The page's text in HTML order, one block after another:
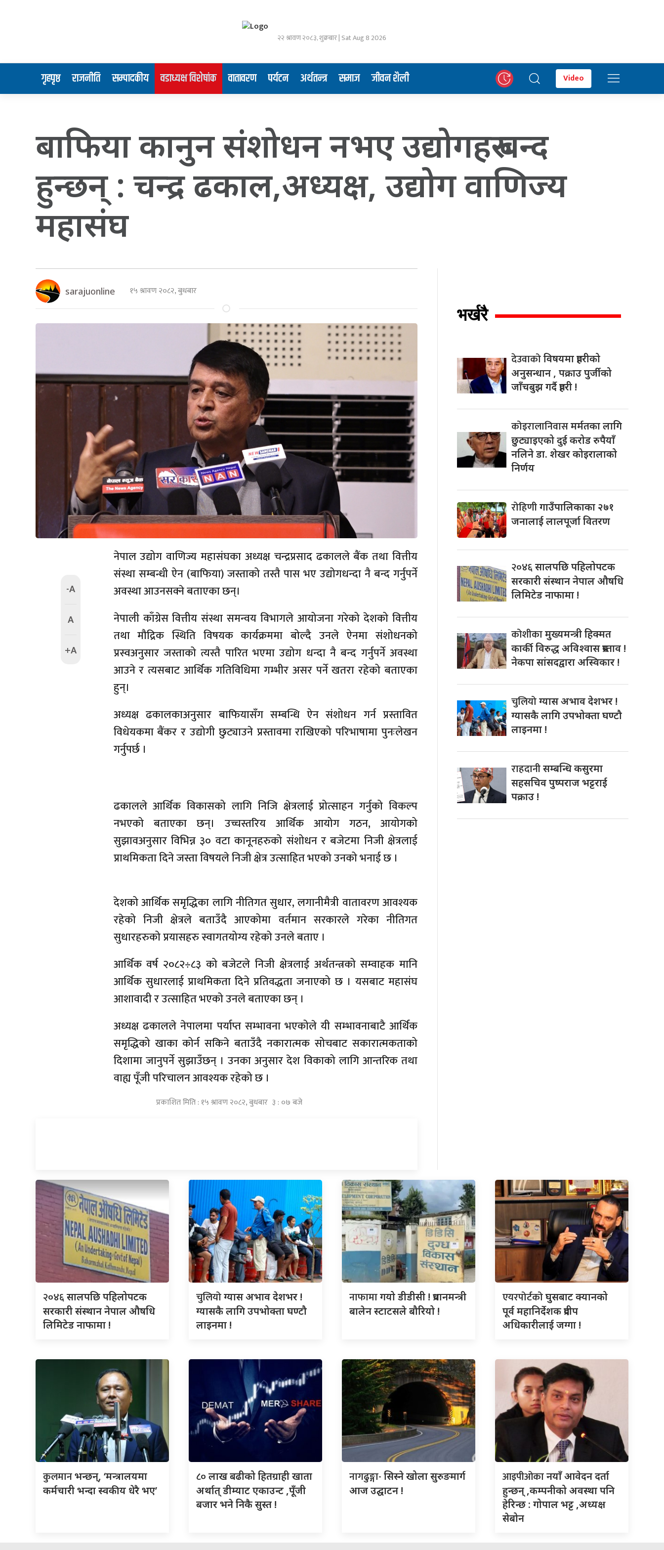
२२ श्रावण २०८३, शुक्रबार | Sat Aug 8 2026
गृहपृष्ठ राजनीति सम्पादकीय वडाध्यक्ष विशेषांक वातावरण पर्यटन अर्थतन्त्र समाज जीवन शैली Video
बाफिया कानुन संशोधन नभए उद्योगहरु बन्द
हुन्छन् : चन्द्र ढकाल,अध्यक्ष, उद्योग वाणिज्य
महासंघ
sarajuonline १५ श्रावण २०८२, बुधबार
-A
A
+A
नेपाल उद्योग वाणिज्य महासंघका अध्यक्ष चन्द्रप्रसाद ढकालले बैंक तथा वित्तीय
संस्था सम्बन्धी ऐन (बाफिया) जस्ताको तस्तै पास भए उद्योगधन्दा नै बन्द गर्नुपर्ने
अवस्था आउनसक्ने बताएका छन्।
नेपाली काँग्रेस वित्तीय संस्था समन्वय विभागले आयोजना गरेको देशको वित्तीय
तथा मौद्रिक स्थिति विषयक कार्यक्रममा बोल्दै उनले ऐनमा संशोधनको
प्रस्वअनुसार जस्ताको त्यस्तै पारित भएमा उद्योग धन्दा नै बन्द गर्नुपर्ने अवस्था
आउने र त्यसबाट आर्थिक गतिविधिमा गम्भीर असर पर्ने खतरा रहेको बताएका
हुन्।
अध्यक्ष ढकालकाअनुसार बाफियासँग सम्बन्धि ऐन संशोधन गर्न प्रस्तावित
विधेयकमा बैंकर र उद्योगी छुट्याउने प्रस्तावमा राखिएको परिभाषामा पुनःलेखन
गर्नुपर्छ ।
ढकालले आर्थिक विकासको लागि निजि क्षेत्रलाई प्रोत्साहन गर्नुको विकल्प
नभएको बताएका छन्। उच्चस्तरिय आर्थिक आयोग गठन, आयोगको
सुझावअनुसार विभिन्न ३० वटा कानूनहरुको संशोधन र बजेटमा निजी क्षेत्रलाई
प्राथमिकता दिने जस्ता विषयले निजी क्षेत्र उत्साहित भएको उनको भनाई छ ।
देशको आर्थिक समृद्धिका लागि नीतिगत सुधार, लगानीमैत्री वातावरण आवश्यक
रहेको निजी क्षेत्रले बताउँदै आएकोमा वर्तमान सरकारले गरेका नीतिगत
सुधारहरुको प्रयासहरु स्वागतयोग्य रहेको उनले बताए ।
आर्थिक वर्ष २०८२÷८३ को बजेटले निजी क्षेत्रलाई अर्थतन्त्रको सम्वाहक मानि
आर्थिक सुधारलाई प्राथमिकता दिने प्रतिवद्धता जनाएको छ । यसबाट महासंघ
आशावादी र उत्साहित भएको उनले बताएका छन् ।
अध्यक्ष ढकालले नेपालमा पर्याप्त सम्भावना भएकोले यी सम्भावनाबाटै आर्थिक
समृद्धिको खाका कोर्न सकिने बताउँदै नकारात्मक सोचबाट सकारात्मकताको
दिशामा जानुपर्ने सुझाउँछन् । उनका अनुसार देश विकाको लागि आन्तरिक तथा
वाह्य पूँजी परिचालन आवश्यक रहेको छ ।
प्रकाशित मिति : १५ श्रावण २०८२, बुधबार ३ : ०७ बजे
भर्खरै
देउवाकोविषयमा प्रहरीको
अनुसन्धान , पक्राउ पुर्जीको
जाँचबुझ गर्दै प्रहरी !
कोइरालानिवासमर्मतका लागि
छुट्याइएको दुई करोड रुपैयाँ
नलिने डा. शेखर कोइरालाको
निर्णय
रोहिणीगाउँपालिकाका २७१
जनालाई लालपूर्जा वितरण
२०४६सालपछि पहिलोपटक
सरकारी संस्थान नेपाल औषधि
लिमिटेड नाफामा !
कोशीकामुख्यमन्त्री हिक्मत
कार्की विरुद्ध अविश्वास प्रस्ताव !
नेकपा सांसदद्वारा अस्विकार !
चुलियोग्यास अभाव देशभर !
ग्यासकै लागि उपभोक्ता घण्टौ
लाइनमा !
राहदानीसम्बन्धि कसुरमा
सहसचिव पुष्पराज भट्टराई
पक्राउ !
२०४६सालपछि पहिलोपटक
सरकारी संस्थान नेपाल औषधि
लिमिटेड नाफामा !
चुलियोग्यास अभाव देशभर !
ग्यासकै लागि उपभोक्ता घण्टौ
लाइनमा !
नाफामागयो डीडीसी ! प्रधानमन्त्री
बालेन स्टाटसले बौरियो !
एयरपोर्टकोघुसबाट क्यानको
पूर्व महानिर्देशक प्रदीप
अधिकारीलाई जग्गा !
कुलमानभन्छन्, ‘मन्त्रालयमा
कर्मचारी भन्दा स्वकीय धेरै भए’
८० लाख बढीको हितग्राही खाता
अर्थात् डीम्याट एकाउन्ट ,पूँजी
बजार भने निकै सुस्त !
नागढुङ्गा- सिस्ने खोला सुरुङमार्ग
आज उद्घाटन !
आइपीओकानयाँ आवेदन दर्ता
हुन्छन् ,कम्पनीको अवस्था पनि
हेरिन्छ : गोपाल भट्ट ,अध्यक्ष
सेबोन